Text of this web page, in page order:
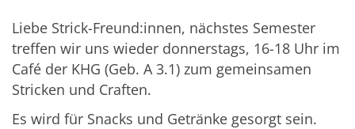
Liebe Strick-Freund:innen, nächstes Semester
treffen wir uns wieder donnerstags, 16-18 Uhr im
Café der KHG (Geb. A 3.1) zum gemeinsamen
Stricken und Craften.
Es wird für Snacks und Getränke gesorgt sein.